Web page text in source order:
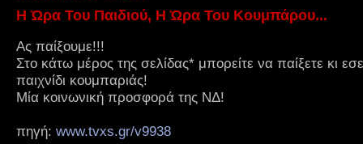
Η Ώρα Του Παιδιού, Η Ώρα Του Κουμπάρου...
Ας παίξουμε!!!
Στο κάτω μέρος της σελίδας* μπορείτε να παίξετε κι
παιχνίδι κουμπαριάς!
Μία κοινωνική προσφορά της ΝΔ!
πηγή: www.tvxs.gr/v9938